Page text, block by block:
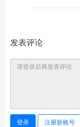
发表评论
登录 注册新账号